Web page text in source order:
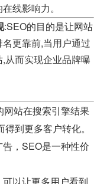
线影响力。
:SEO的目的是让网站
更靠前,当用户通过
从而实现企业品牌曝
网站在搜索引擎结果
到更多客户转化。
，SEO是一种性价